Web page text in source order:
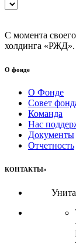
С момента
холдинга «РЖД».
О фонде
О Фонде
Совет
Команда
Нас
Документы
Отчетность
КОНТАКТЫ»